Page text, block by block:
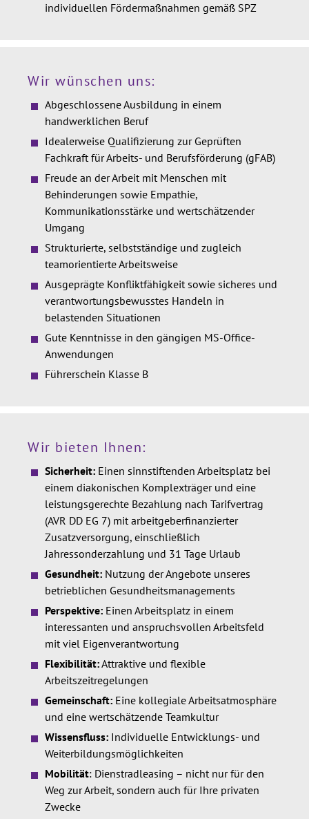
individuellen Fördermaßnahmen gemäß SPZ
Wir wünschen uns:
Abgeschlossene Ausbildung in einem
handwerklichen Beruf
Idealerweise Qualifizierung zur Geprüften
Fachkraft für Arbeits- und Berufsförderung (gFAB)
Freude an der Arbeit mit Menschen mit
Behinderungen sowie Empathie,
Kommunikationsstärke und wertschätzender
Umgang
Strukturierte, selbstständige und zugleich
teamorientierte Arbeitsweise
Ausgeprägte Konfliktfähigkeit sowie sicheres und
verantwortungsbewusstes Handeln in
belastenden Situationen
Gute Kenntnisse in den gängigen MS-Office-
Anwendungen
Führerschein Klasse B
Wir bieten Ihnen:
Sicherheit: Einen sinnstiftenden Arbeitsplatz bei
einem diakonischen Komplexträger und eine
leistungsgerechte Bezahlung nach Tarifvertrag
(AVR DD EG 7) mit arbeitgeberfinanzierter
Zusatzversorgung, einschließlich
Jahressonderzahlung und 31 Tage Urlaub
Gesundheit: Nutzung der Angebote unseres
betrieblichen Gesundheitsmanagements
Perspektive: Einen Arbeitsplatz in einem
interessanten und anspruchsvollen Arbeitsfeld
mit viel Eigenverantwortung
Flexibilität:Attraktive und flexible
Arbeitszeitregelungen
Gemeinschaft: Eine kollegiale Arbeitsatmosphäre
und eine wertschätzende Teamkultur
Wissensfluss: Individuelle Entwicklungs- und
Weiterbildungsmöglichkeiten
Mobilität: Dienstradleasing – nicht nur für den
Weg zur Arbeit, sondern auch für Ihre privaten
Zwecke